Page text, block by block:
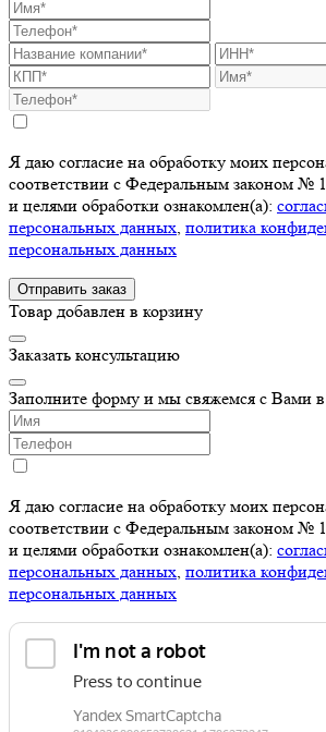
Я даю согласие на обработку моих
соответствии с Федеральным законом №
и целями обработки ознакомлен(а):
персональных данных, политика
персональных данных
Отправить заказ
Товар добавлен в корзину
Заказать консультацию
Заполните форму и мы свяжемся с Вами
Я даю согласие на обработку моих
соответствии с Федеральным законом №
и целями обработки ознакомлен(а):
персональных данных, политика
персональных данных